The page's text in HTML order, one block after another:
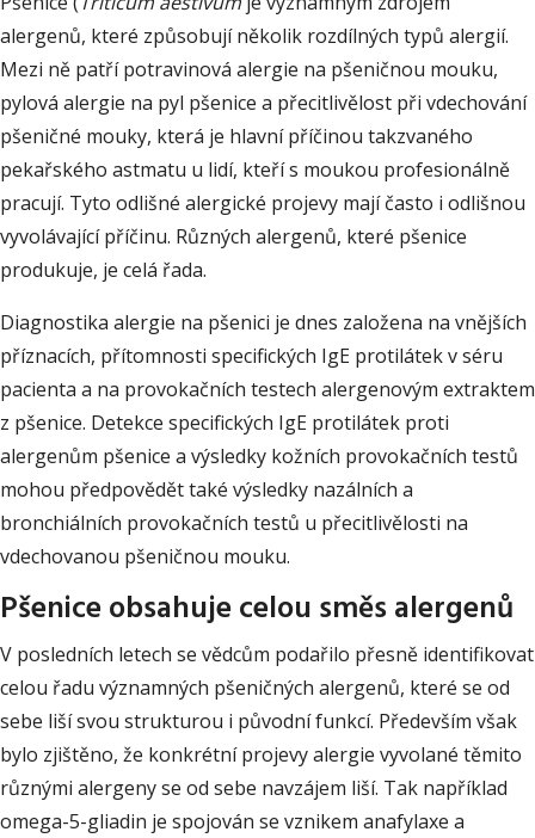
alergenů, které způsobují několik rozdílných typů alergií.
Mezi ně patří potravinová alergie na pšeničnou mouku,
pylová alergie na pyl pšenice a přecitlivělost při vdechování
pšeničné mouky, která je hlavní příčinou takzvaného
pekařského astmatu u lidí, kteří s moukou profesionálně
pracují. Tyto odlišné alergické projevy mají často i odlišnou
vyvolávající příčinu. Různých alergenů, které pšenice
produkuje, je celá řada.
Diagnostika alergie na pšenici je dnes založena na vnějších
příznacích, přítomnosti specifických IgE protilátek v séru
pacienta a na provokačních testech alergenovým extraktem
z pšenice. Detekce specifických IgE protilátek proti
alergenům pšenice a výsledky kožních provokačních testů
mohou předpovědět také výsledky nazálních a
bronchiálních provokačních testů u přecitlivělosti na
vdechovanou pšeničnou mouku.
Pšenice obsahuje celou směs alergenů
V posledních letech se vědcům podařilo přesně identifikovat
celou řadu významných pšeničných alergenů, které se od
sebe liší svou strukturou i původní funkcí. Především však
bylo zjištěno, že konkrétní projevy alergie vyvolané těmito
různými alergeny se od sebe navzájem liší. Tak například
omega-5-gliadin je spojován se vznikem anafylaxe a